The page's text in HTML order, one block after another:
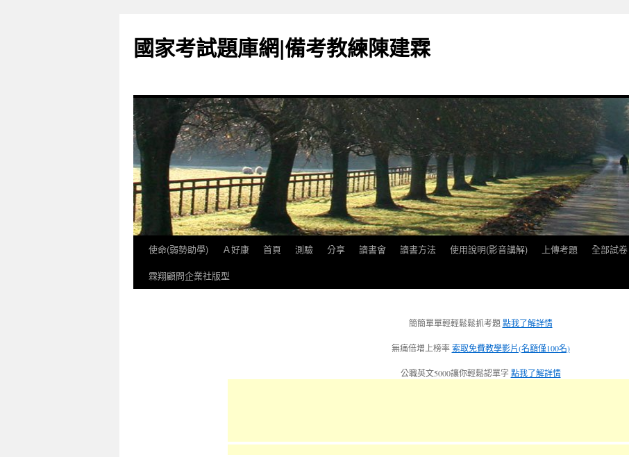
國家考試題庫網|備考教練陳建霖
使命(弱勢助學) Ａ好康 首頁 測驗 分享 讀書會 讀書方法 使用說明(影音講解) 上傳考題 全部試卷
霖翔顧問企業社版型
簡簡單單輕輕鬆鬆抓考題 點我了解詳情
無痛倍增上榜率 索取免費教學影片(名額僅100名)
公職英文5000讓你輕鬆認單字 點我了解詳情